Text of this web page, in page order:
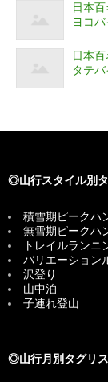
日本
ヨコバ
日本
タテバ
◎山行スタイル別
積雪期ピークハ
無雪期ピークハ
トレイルランニ
バリエーション
沢登り
山中泊
子連れ登山
◎山行月別タグリ